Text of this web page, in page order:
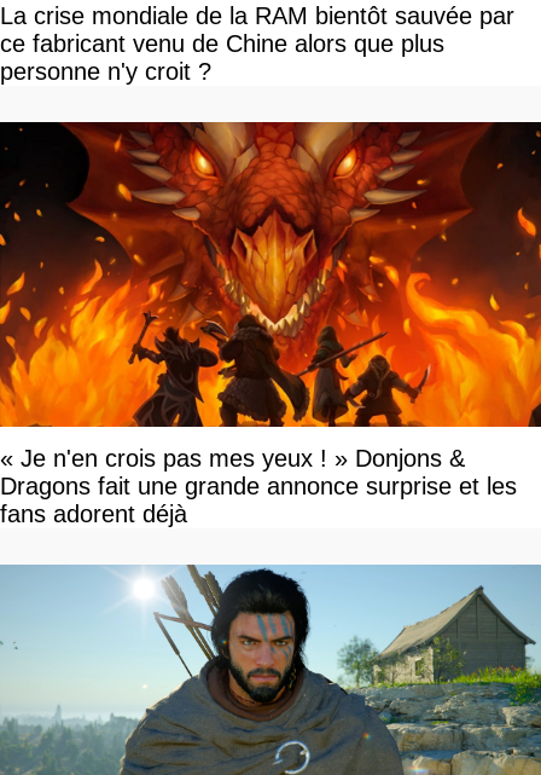
La crise mondiale de la RAM bientôt sauvée par
ce fabricant venu de Chine alors que plus
personne n'y croit ?
« Je n'en crois pas mes yeux ! » Donjons &
Dragons fait une grande annonce surprise et les
fans adorent déjà